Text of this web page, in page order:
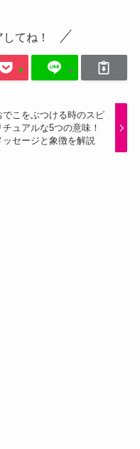
てね！
でこをぶつける時のスピ
チュアルな5つの意味！
ッセージと象徴を解説